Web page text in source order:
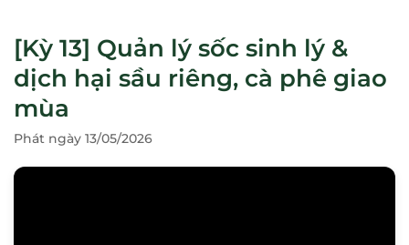
[Kỳ 13] Quản lý sốc sinh lý &
dịch hại sầu riêng, cà phê giao
mùa
Phát ngày 13/05/2026